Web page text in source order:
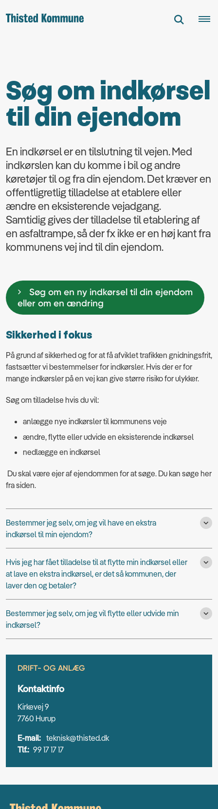
Søg om indkørsel
til din ejendom
En indkørsel er en tilslutning til vejen. Med
indkørslen kan du komme i bil og andre
køretøjer til og fra din ejendom. Det kræver en
offentligretlig tilladelse at etablere eller
ændre en eksisterende vejadgang.
Samtidig gives der tilladelse til etablering af
en asfaltrampe, så der fx ikke er en høj kant fra
kommunens vej ind til din ejendom.
Søg om en ny indkørsel til din ejendom
eller om en ændring
Sikkerhed i fokus
På grund af sikkerhed og for at få afviklet trafikken gnidningsfrit,
fastsætter vi bestemmelser for indkørsler. Hvis der er for
mange indkørsler på en vej kan give større risiko for ulykker.
Søg om tilladelse hvis du vil:
anlægge nye indkørsler til kommunens veje
ændre, flytte eller udvide en eksisterende indkørsel
nedlægge en indkørsel
Du skal være ejer af ejendommen for at søge. Du kan søge her
fra siden.
Bestemmer jeg selv, om jeg vil have en ekstra
indkørsel til min ejendom?
Hvis jeg har fået tilladelse til at flytte min indkørsel eller
at lave en ekstra indkørsel, er det så kommunen, der
laver den og betaler?
Bestemmer jeg selv, om jeg vil flytte eller udvide min
indkørsel?
DRIFT- OG ANLÆG
Kontaktinfo
Kirkevej 9
7760 Hurup
E-mail: teknisk@thisted.dk
Tlf.: 99 17 17 17